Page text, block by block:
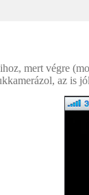
mert végre
az is